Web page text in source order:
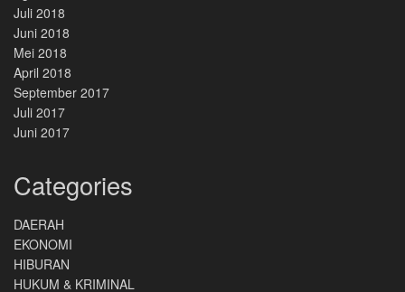
Juli 2018
Juni 2018
Mei 2018
April 2018
September 2017
Juli 2017
Juni 2017
Categories
DAERAH
EKONOMI
HIBURAN
HUKUM & KRIMINAL